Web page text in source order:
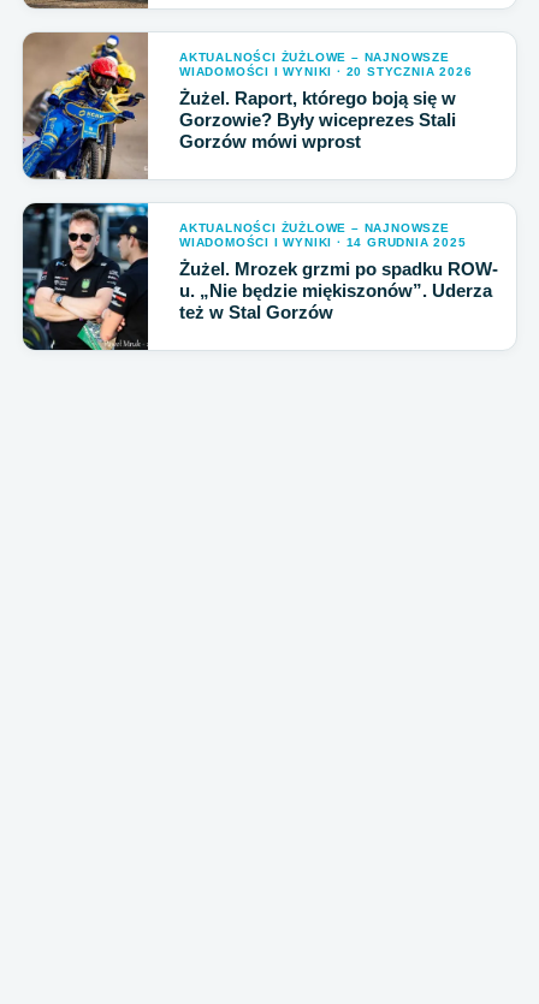
AKTUALNOŚCI ŻUŻLOWE – NAJNOWSZE
WIADOMOŚCI I WYNIKI · 20 STYCZNIA 2026
Żużel. Raport, którego boją się w
Gorzowie? Były wiceprezes Stali
Gorzów mówi wprost
AKTUALNOŚCI ŻUŻLOWE – NAJNOWSZE
WIADOMOŚCI I WYNIKI · 14 GRUDNIA 2025
Żużel. Mrozek grzmi po spadku ROW-
u. „Nie będzie miękiszonów”. Uderza
też w Stal Gorzów